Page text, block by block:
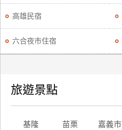
高雄民宿
六合夜市住宿
旅遊景點
基隆 苗栗 嘉義市